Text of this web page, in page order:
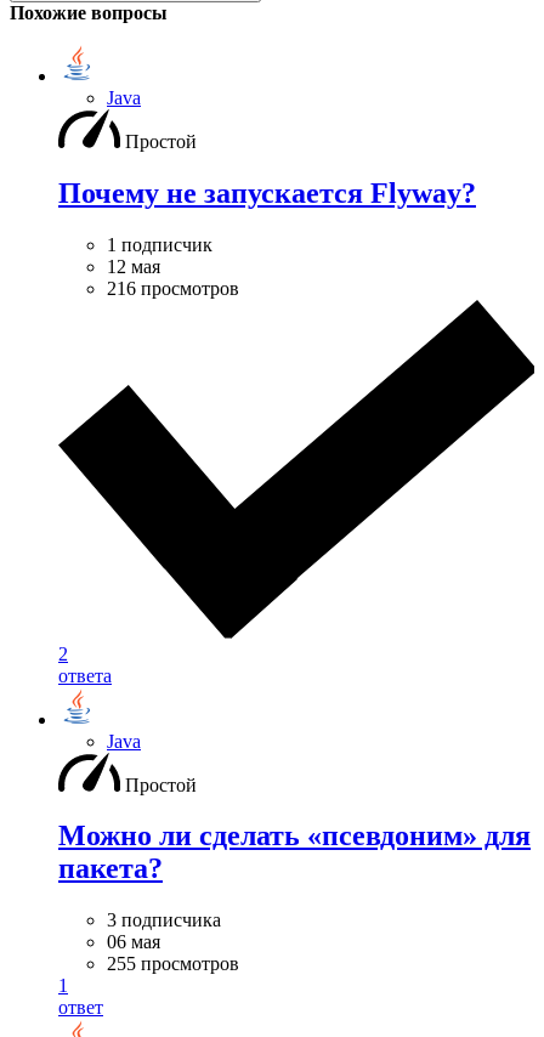
Похожие вопросы
Java
Простой
Почему не запускается Flyway?
1 подписчик
12 мая
216 просмотров
2
ответа
Java
Простой
Можно ли сделать «псевдоним» для
пакета?
3 подписчика
06 мая
255 просмотров
1
ответ